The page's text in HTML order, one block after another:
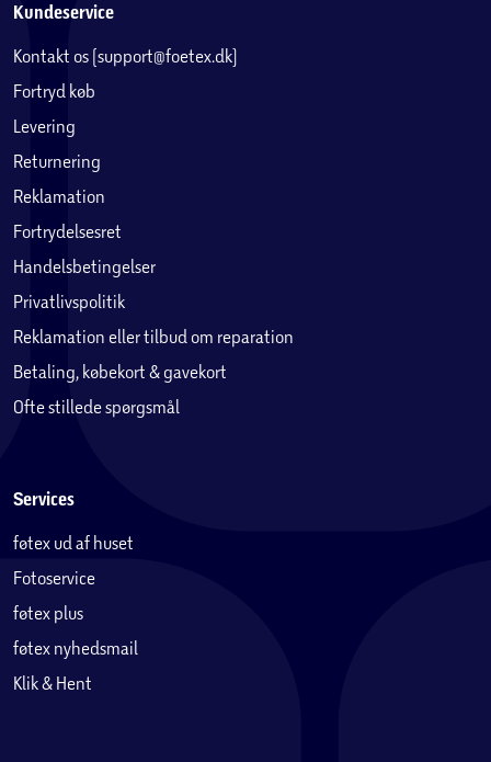
Kundeservice
Kontakt os (support@foetex.dk)
Fortryd køb
Levering
Returnering
Reklamation
Fortrydelsesret
Handelsbetingelser
Privatlivspolitik
Reklamation eller tilbud om reparation
Betaling, købekort & gavekort
Ofte stillede spørgsmål
Services
føtex ud af huset
Fotoservice
føtex plus
føtex nyhedsmail
Klik & Hent